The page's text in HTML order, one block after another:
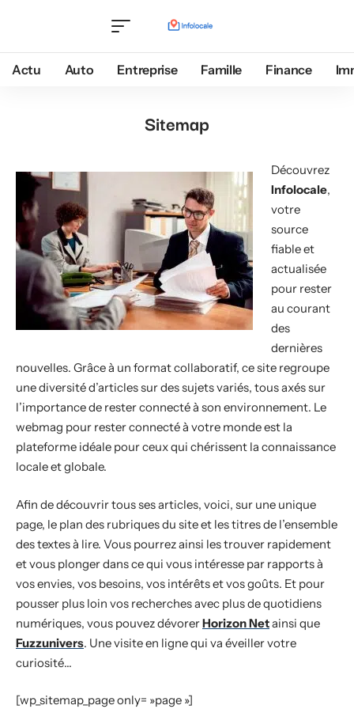
Actu Auto Entreprise Famille Finance
Sitemap
Découvrez
Infolocale,
votre
source
fiable et
actualisée
pour rester
au courant
des
dernières
nouvelles. Grâce à un format collaboratif, ce site regroupe
une diversité d’articles sur des sujets variés, tous axés sur
l’importance de rester connecté à son environnement. Le
webmag pour rester connecté à votre monde est la
plateforme idéale pour ceux qui chérissent la connaissance
locale et globale.
Afin de découvrir tous ses articles, voici, sur une unique
page, le plan des rubriques du site et les titres de l’ensemble
des textes à lire. Vous pourrez ainsi les trouver rapidement
et vous plonger dans ce qui vous intéresse par rapports à
vos envies, vos besoins, vos intérêts et vos goûts. Et pour
pousser plus loin vos recherches avec plus de quotidiens
numériques, vous pouvez dévorerHorizon Netainsi que
Fuzzunivers. Une visite en ligne qui va éveiller votre
curiosité…
[wp_sitemap_page only= »page »]